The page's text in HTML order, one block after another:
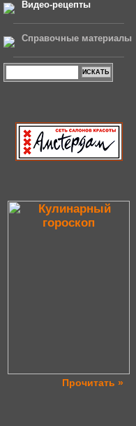
Видео-рецепты
Справочные материалы
Прочитать »